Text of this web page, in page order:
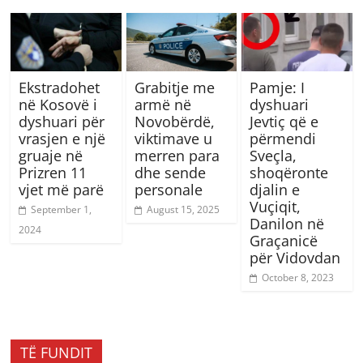
Ekstradohet
në Kosovë i
dyshuari për
vrasjen e një
gruaje në
Prizren 11
vjet më parë
September 1,
2024
Grabitje me
armë në
Novobërdë,
viktimave u
merren para
dhe sende
personale
August 15, 2025
Pamje: I
dyshuari
Jevtiç që e
përmendi
Sveçla,
shoqëronte
djalin e
Vuçiqit,
Danilon në
Graçanicë
për Vidovdan
October 8, 2023
TË FUNDIT